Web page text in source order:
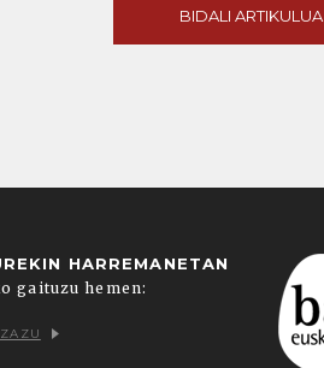
BIDALI ARTIKULUA
HARREMANETAN
gaituzu hemen: